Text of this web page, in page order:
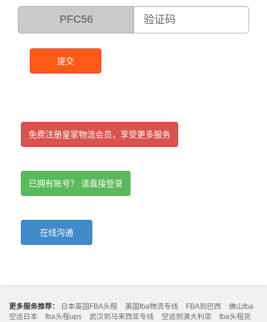
PFC56
提交
免费注册皇家物流会员，享受更多服务
已拥有账号？ 请直接登录
在线沟通
更多服务推荐： 日本英国FBA头程 美国fba物流专线 FBA到巴西
佛山fba
空运日本
fba头程ups 武汉到马来西亚专线 空运到澳大利亚
fba头程货